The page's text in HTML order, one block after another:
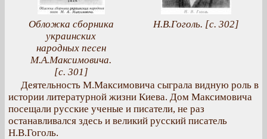
Обложка сборника
украинских
народных песен
М.А.Максимовича.
[с. 301]
Н.В.Гоголь. [с. 302]
Деятельность М.Максимовича сыграла видную роль в
истории литературной жизни Киева. Дом Максимовича
посещали русские ученые и писатели, не раз
останавливался здесь и великий русский писатель
Н.В.Гоголь.